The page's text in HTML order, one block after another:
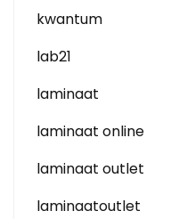
kwantum
lab21
laminaat
laminaat online
laminaat outlet
laminaatoutlet